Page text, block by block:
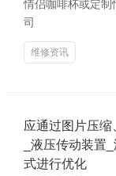
情侣咖啡杯或定制
司
维修资讯
应通过图片压缩
_液压传动装置
式进行优化